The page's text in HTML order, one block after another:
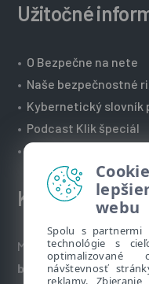
Užitočné
• O Bezpečne na nete
• Naše bezpečnostné
• Kybernetický slovník
• Podcast Klik špeciál
•Technická podpora
Kontakt
Máte nezodpovedané
webu
Spolu s partnermi
technológie s
optimalizované
návštevnosť
reklamy.